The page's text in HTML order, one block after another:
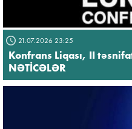
21.07.2026 23:25
Konfrans Liqası, II
NƏTİCƏLƏR